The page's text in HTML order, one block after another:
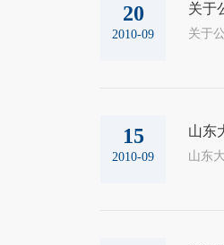
20
2010-09
关于
15
2010-09
山东